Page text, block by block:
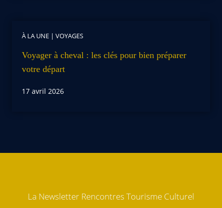
À LA UNE | VOYAGES
Voyager à cheval : les clés pour bien préparer
votre départ
17 avril 2026
La Newsletter Rencontres Tourisme Culturel